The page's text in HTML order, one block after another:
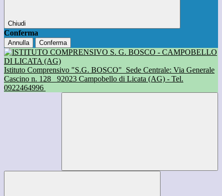
Chiudi
Conferma
Annulla Conferma
Istituto Comprensivo "S.G. BOSCO" Sede Centrale: Via Generale
Cascino n. 128
92023 Campobello di Licata (AG) - Tel.
0922464996